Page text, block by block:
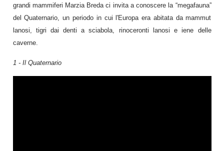
grandi mammiferi Marzia Breda ci invita a conoscere la “megafauna”
del Quaternario, un periodo in cui l'Europa era abitata da mammut
lanosi, tigri dai denti a sciabola, rinoceronti lanosi e iene delle
caverne.
1 - Il Quaternario